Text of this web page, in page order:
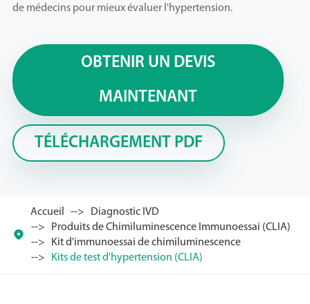
de médecins pour mieux évaluer l'hypertension.
OBTENIR UN DEVIS
MAINTENANT
TÉLÉCHARGEMENT PDF

Accueil
Diagnostic IVD
Produits de Chimiluminescence Immunoessai (CLIA)
Kit d'immunoessai de chimiluminescence
Kits de test d'hypertension (CLIA)